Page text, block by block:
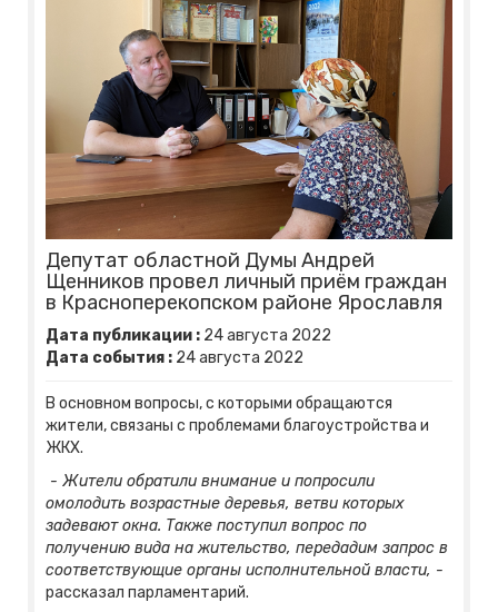
Депутат областной Думы Андрей
Щенников провел личный приём граждан
в Красноперекопском районе Ярославля
Дата публикации : 24августа 2022
Дата события : 24августа 2022
В основном вопросы, с которыми обращаются
жители, связаны с проблемами благоустройства и
ЖКХ.
- Жители обратили внимание и попросили
омолодить возрастные деревья, ветви которых
задевают окна. Также поступил вопрос по
получению вида на жительство, передадим запрос в
соответствующие органы исполнительной власти, -
рассказал парламентарий.